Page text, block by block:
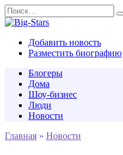
Перейти
к
содержанию
Search
for:
Добавить новость
Разместить биографию
Блогеры
Дома
Шоу-бизнес
Люди
Новости
Главная » Новости